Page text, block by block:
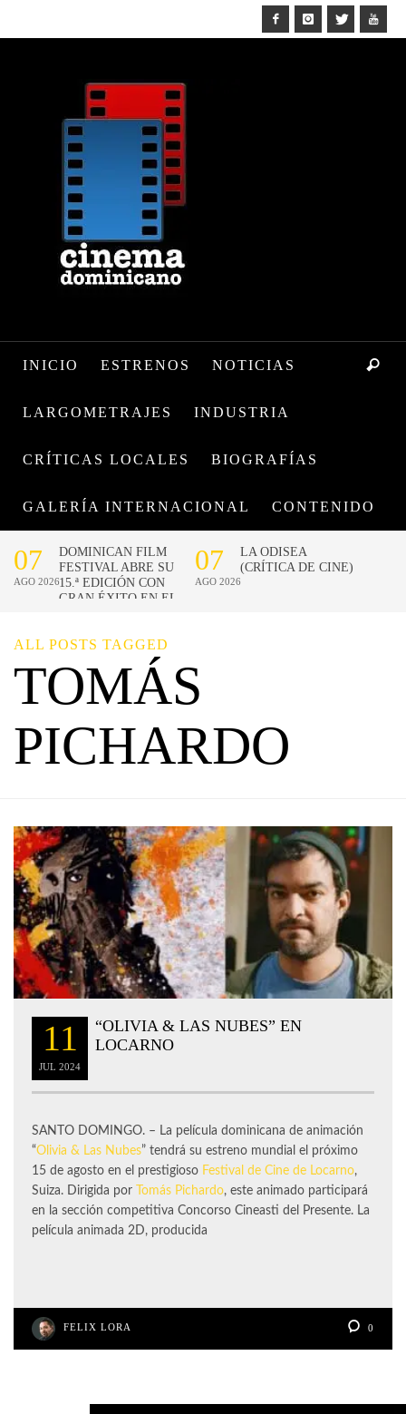
INICIO ESTRENOS NOTICIAS
LARGOMETRAJES INDUSTRIA
CRÍTICAS LOCALES BIOGRAFÍAS
GALERÍA INTERNACIONAL CONTENIDO
ALL POSTS TAGGED
TOMÁS
PICHARDO
11
JUL 2024
“OLIVIA & LAS NUBES” EN
LOCARNO
SANTO DOMINGO. – La película dominicana de animación
“Olivia & Las Nubes” tendrá su estreno mundial el próximo
15 de agosto en el prestigioso Festival de Cine de Locarno,
Suiza. Dirigida por
Tomás Pichardo, este animado participará
en la sección competitiva Concorso Cineasti del Presente. La
película animada 2D, producida
FELIX LORA 0